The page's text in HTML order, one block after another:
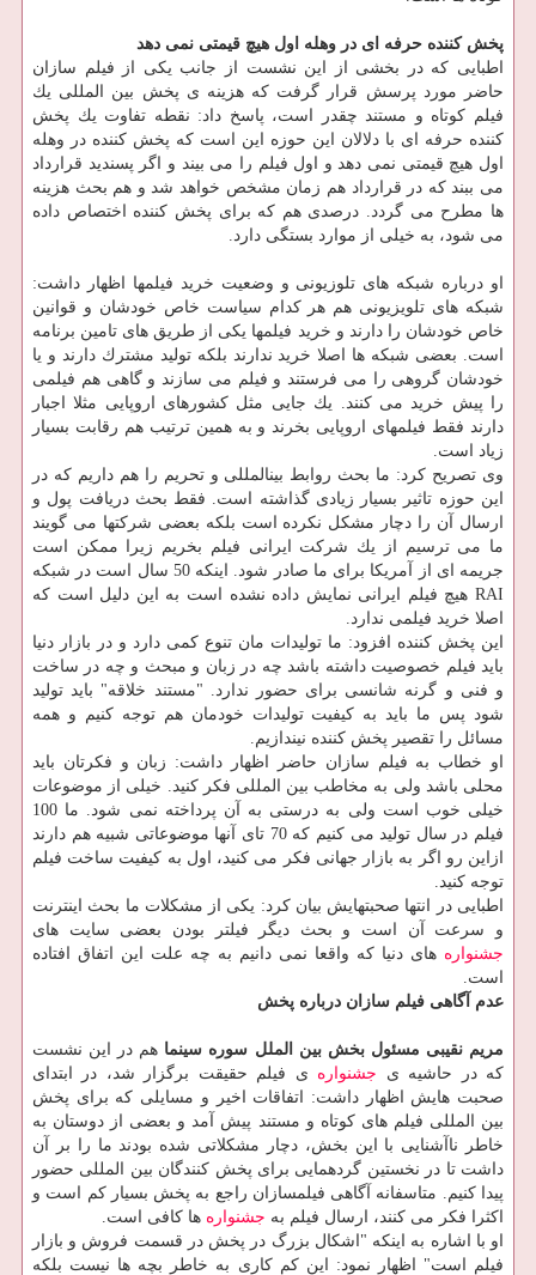
پخش كننده حرفه ای در وهله اول هیچ قیمتی نمی دهد
اطبایی كه در بخشی از این نشست از جانب یكی از فیلم سازان
حاضر مورد پرسش قرار گرفت كه هزینه ی پخش بین المللی یك
فیلم كوتاه و مستند چقدر است، پاسخ داد: نقطه تفاوت یك پخش
كننده حرفه ای با دلالان این حوزه این است كه پخش كننده در وهله
اول هیچ قیمتی نمی دهد و اول فیلم را می بیند و اگر پسندید قرارداد
می ببند كه در قرارداد هم زمان مشخص خواهد شد و هم بحث هزینه
ها مطرح می گردد. درصدی هم كه برای پخش كننده اختصاص داده
می شود، به خیلی از موارد بستگی دارد.
او درباره شبكه های تلوزیونی و وضعیت خرید فیلمها اظهار داشت:
شبكه های تلویزیونی هم هر كدام سیاست خاص خودشان و قوانین
خاص خودشان را دارند و خرید فیلمها یكی از طریق های تامین برنامه
است. بعضی شبكه ها اصلا خرید ندارند بلكه تولید مشترك دارند و یا
خودشان گروهی را می فرستند و فیلم می سازند و گاهی هم فیلمی
را پیش خرید می كنند. یك جایی مثل كشورهای اروپایی مثلا اجبار
دارند فقط فیلمهای اروپایی بخرند و به همین ترتیب هم رقابت بسیار
زیاد است.
وی تصریح كرد: ما بحث روابط بینالمللی و تحریم را هم داریم كه در
این حوزه تاثیر بسیار زیادی گذاشته است. فقط بحث دریافت پول و
ارسال آن را دچار مشكل نكرده است بلكه بعضی شركتها می گویند
ما می ترسیم از یك شركت ایرانی فیلم بخریم زیرا ممكن است
جریمه ای از آمریكا برای ما صادر شود. اینكه 50 سال است در شبكه
RAI هیچ فیلم ایرانی نمایش داده نشده است به این دلیل است كه
اصلا خرید فیلمی ندارد.
این پخش كننده افزود: ما تولیدات مان تنوع كمی دارد و در بازار دنیا
باید فیلم خصوصیت داشته باشد چه در زبان و مبحث و چه در ساخت
و فنی و گرنه شانسی برای حضور ندارد. "مستند خلاقه" باید تولید
شود پس ما باید به كیفیت تولیدات خودمان هم توجه كنیم و همه
مسائل را تقصیر پخش كننده نیندازیم.
او خطاب به فیلم سازان حاضر اظهار داشت: زبان و فكرتان باید
محلی باشد ولی به مخاطب بین المللی فكر كنید. خیلی از موضوعات
خیلی خوب است ولی به درستی به آن پرداخته نمی شود. ما 100
فیلم در سال تولید می كنیم كه 70 تای آنها موضوعاتی شبیه هم دارند
ازاین رو اگر به بازار جهانی فكر می كنید، اول به كیفیت ساخت فیلم
توجه كنید.
اطبایی در انتها صحبتهایش بیان كرد: یكی از مشكلات ما بحث اینترنت
و سرعت آن است و بحث دیگر فیلتر بودن بعضی سایت های
جشنواره های دنیا كه واقعا نمی دانیم به چه علت این اتفاق افتاده
است.
عدم آگاهی فیلم سازان درباره پخش
مریم نقیبی مسئول بخش بین الملل سوره سینما هم در این نشست
كه در حاشیه ی جشنواره ی فیلم حقیقت برگزار شد، در ابتدای
صحبت هایش اظهار داشت: اتفاقات اخیر و مسایلی كه برای پخش
بین المللی فیلم های كوتاه و مستند پیش آمد و بعضی از دوستان به
خاطر ناآشنایی با این بخش، دچار مشكلاتی شده بودند ما را بر آن
داشت تا در نخستین گردهمایی برای پخش كنندگان بین المللی حضور
پیدا كنیم. متاسفانه آگاهی فیلمسازان راجع به پخش بسیار كم است و
اكثرا فكر می كنند، ارسال فیلم به جشنواره ها كافی است.
او با اشاره به اینكه "اشكال بزرگ در پخش در قسمت فروش و بازار
فیلم است" اظهار نمود: این كم كاری به خاطر بچه ها نیست بلكه